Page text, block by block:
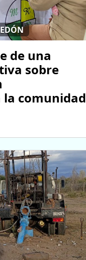
de una
sobre
comunidad